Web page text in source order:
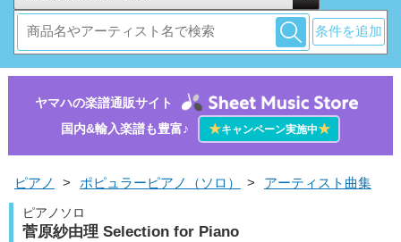
条件を追加
ヤマハの楽譜通販サイト
国内&輸入楽譜も豊富♪
★キャンペーン実施中★
ピアノ > ポピュラーピアノ（ソロ） > アーティスト曲集
ピアノソロ
菅原紗由理 Selection for Piano